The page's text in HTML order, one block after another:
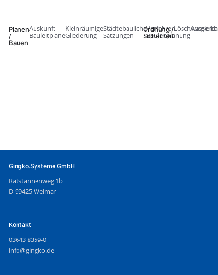
Planen
/
Bauen
Auskunft
Bauleitpläne
Kleinräumige
Gliederung
Städtebauliche
Satzungen
Verfahren
Bauleitplanung
Ordnung /
Sicherheit
Gingko.Systeme GmbH
Ratstannenweg 1b
D-99425 Weimar
Kontakt
03643 8359-0
info@gingko.de